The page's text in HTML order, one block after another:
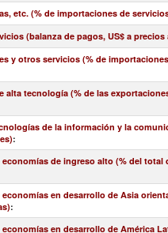
etc. (% de importaciones de
(balanza de pagos, US$ a precios
y otros servicios (% de
alta tecnología (% de las
de la información y la
:
de ingreso alto (% del total
en desarrollo de Asia
:
en desarrollo de América